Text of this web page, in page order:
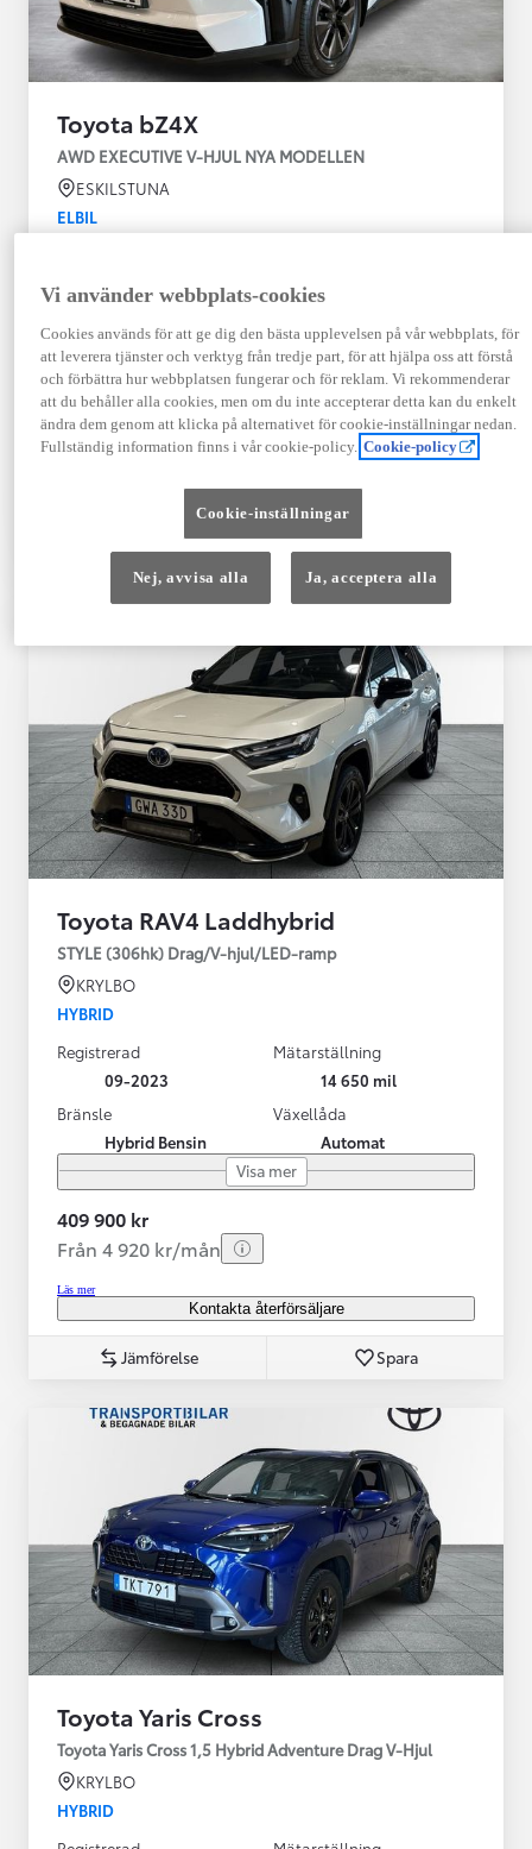
Toyota bZ4X
AWD EXECUTIVE V-HJUL NYA MODELLEN
ESKILSTUNA
ELBIL
12-2025
Elbil
Automat
Visa mer
539 900 kr
Från 6 481 kr/mån
Kontakta återförsäljare
Toyota RAV4 Laddhybrid
STYLE (306hk) Drag/V-hjul/LED-ramp
KRYLBO
HYBRID
Registrerad
09-2023
Mätarställning
14 650 mil
Bränsle
Hybrid Bensin
Växellåda
Automat
Visa mer
409 900 kr
Från 4 920 kr/mån
Läs mer
Kontakta återförsäljare
Jämförelse Spara
Toyota Yaris Cross
Toyota Yaris Cross 1,5 Hybrid Adventure Drag V-Hjul
KRYLBO
HYBRID
Vi använder webbplats-cookies
Cookies används för att ge dig den bästa upplevelsen på vår webbplats, för
att leverera tjänster och verktyg från tredje part, för att hjälpa oss att förstå
och förbättra hur webbplatsen fungerar och för reklam. Vi rekommenderar
att du behåller alla cookies, men om du inte accepterar detta kan du enkelt
ändra dem genom att klicka på alternativet för cookie-inställningar nedan.
Fullständig information finns i vår cookie-policy. Cookie-policy
Cookie-inställningar
Nej, avvisa alla Ja, acceptera alla